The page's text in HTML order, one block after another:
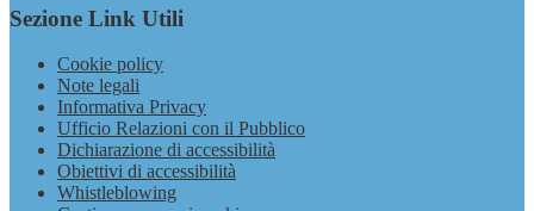
Sezione Link Utili
Cookie policy
Note legali
Informativa Privacy
Ufficio Relazioni con il Pubblico
Dichiarazione di accessibilità
Obiettivi di accessibilità
Whistleblowing